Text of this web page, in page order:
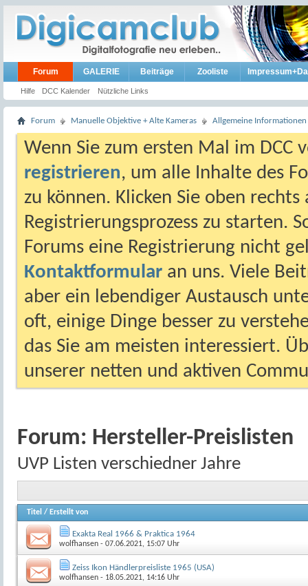
Forum
Hilfe DCC Kalender Nützliche Links
GALERIE Beiträge Zooliste
Forum Manuelle Objektive + Alte Kameras Allgemeine Informationen
Wenn Sie zum ersten Mal im DCC
registrieren, um alle Inhalte des
zu können. Klicken Sie oben
Registrierungsprozess zu starten.
Forums eine Registrierung nicht
Kontaktformular an uns. Viele
aber ein lebendiger Austausch
oft, einige Dinge besser zu
das Sie am meisten interessiert.
unserer netten und aktiven
Forum: Hersteller-Preislisten
UVP Listen verschiedner Jahre
Titel / Erstellt von
Exakta Real 1966 & Praktica 1964
wolfhansen - 07.06.2021, 15:07 Uhr
Zeiss Ikon Händlerpreisliste 1965 (USA)
wolfhansen - 18.05.2021, 14:16 Uhr